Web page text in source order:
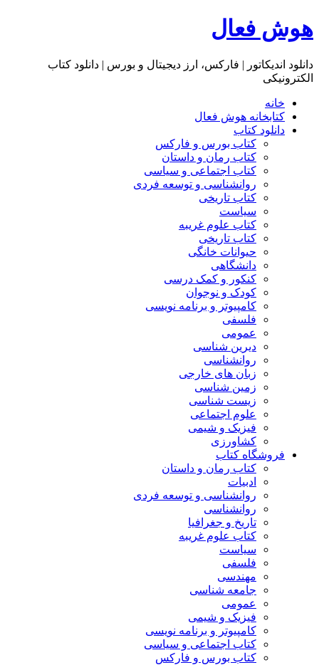
هوش فعال
دانلود اندیکاتور | فارکس، ارز دیجیتال و بورس | دانلود کتاب
الکترونیکی
خانه
کتابخانه هوش فعال
دانلود کتاب
کتاب بورس و فارکس
کتاب رمان و داستان
کتاب اجتماعی و سیاسی
روانشناسی و توسعه فردی
کتاب تاریخی
سیاست
کتاب علوم غریبه
کتاب تاریخی
حیوانات خانگی
دانشگاهی
کنکور و کمک‌ درسی
کودک و نوجوان
کامپیوتر و برنامه نویسی
فلسفی
عمومی
دیرین شناسی
روانشناسی
زبان های خارجی
زمین شناسی
زیست شناسی
علوم اجتماعی
فیزیک و شیمی
کشاورزی
فروشگاه کتاب
کتاب رمان و داستان
ادبیات
روانشناسی و توسعه فردی
روانشناسی
تاریخ و جغرافیا
کتاب علوم غریبه
سیاست
فلسفی
مهندسی
جامعه شناسی
عمومی
فیزیک و شیمی
کامپیوتر و برنامه نویسی
کتاب اجتماعی و سیاسی
کتاب بورس و فارکس